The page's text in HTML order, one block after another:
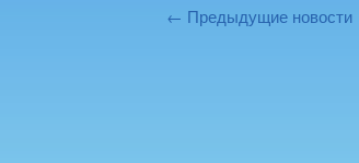
← Предыдущие новости